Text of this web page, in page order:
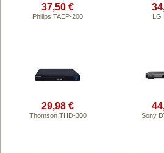
37,50 €
Philips TAEP-200 LG
29,98 €
Thomson THD-300 Sony